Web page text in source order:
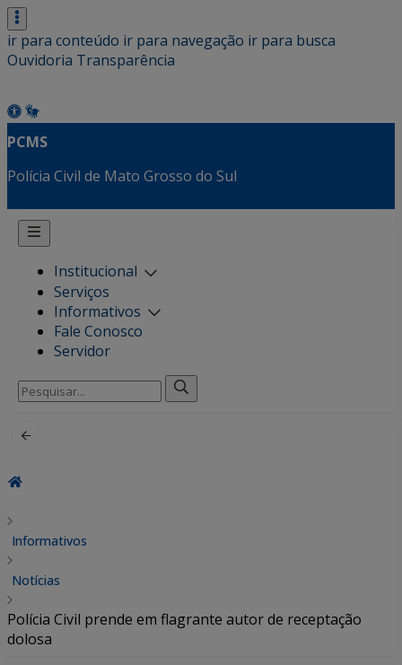
ir para conteúdo ir para navegação ir para busca
Ouvidoria Transparência
PCMS
Polícia Civil de Mato Grosso do Sul
Institucional
Serviços
Informativos
Fale Conosco
Servidor
Pesquisar
por:
Informativos
Notícias
Polícia Civil prende em flagrante autor de receptação
dolosa